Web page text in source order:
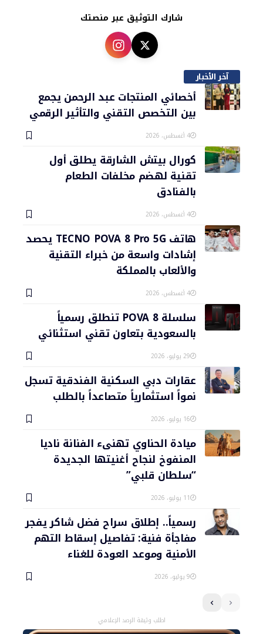
شارك التوثيق عبر منصتك
آخر الأخبار
أخصائي المنتجات عبد الرحمن يجمع
بين التخصص التقني والتأثير الرقمي
4 أغسطس، 2026
كورال بيتش الشارقة يطلق أول
تقنية لهضم مخلفات الطعام
بالفنادق
4 أغسطس، 2026
هاتف TECNO POVA 8 Pro 5G يحصد
إشادات واسعة من خبراء التقنية
والألعاب بالمملكة
4 أغسطس، 2026
سلسلة POVA 8 تنطلق رسمياً
بالسعودية بتعاون تقني استثنائي
29 يوليو، 2026
عقارات دبي السكنية الفندقية تسجل
نمواً استثمارياً متصاعداً بالطلب
16 يوليو، 2026
ميادة الحناوي تهنىء الفنانة ناديا
المنفوخ لنجاح أغنيتها الجديدة
“سلطان قلبي”
11 يوليو، 2026
رسمياً.. إطلاق سراح فضل شاكر يفجر
مفاجأة فنية: تفاصيل إسقاط التهم
الأمنية وموعد العودة للغناء
9 يوليو، 2026
اطلب وثيقة الرصد الإعلامي